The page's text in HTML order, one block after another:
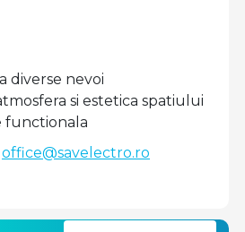
diverse nevoi
si estetica spatiului
functionala
office@savelectro.ro